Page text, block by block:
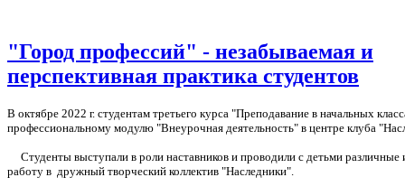
"Город профессий" - незабываемая и
перспективная практика студентов
В октябре 2022 г. студентам третьего курса "Преподавание в начальных
профессиональному модулю "Внеурочная деятельность" в центре клуба
Студенты выступали в роли наставников и проводили с детьми
работу в дружный творческий коллектив "Наследники".